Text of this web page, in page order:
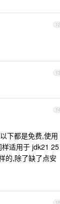
12
13
14
下都是免费,使用
适用于 jdk21 25
的,除了缺了点安